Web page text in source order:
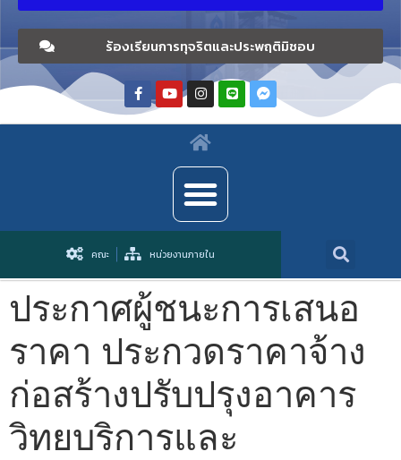
ร้องเรียนการทุจริตและประพฤติมิชอบ
คณะ หน่วยงานภายใน
ประกาศผู้ชนะการเสนอ
ราคา ประกวดราคาจ้าง
ก่อสร้างปรับปรุงอาคาร
วิทยบริการและ